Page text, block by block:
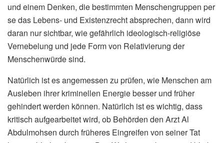
und einem Denken, die bestimmten Menschengruppen per
se das Lebens- und Existenzrecht absprechen, dann wird
daran nur sichtbar, wie gefährlich ideologisch-religiöse
Vernebelung und jede Form von Relativierung der
Menschenwürde sind.
Natürlich ist es angemessen zu prüfen, wie Menschen am
Ausleben ihrer kriminellen Energie besser und früher
gehindert werden können. Natürlich ist es wichtig, dass
kritisch aufgearbeitet wird, ob Behörden den Arzt Al
Abdulmohsen durch früheres Eingreifen von seiner Tat